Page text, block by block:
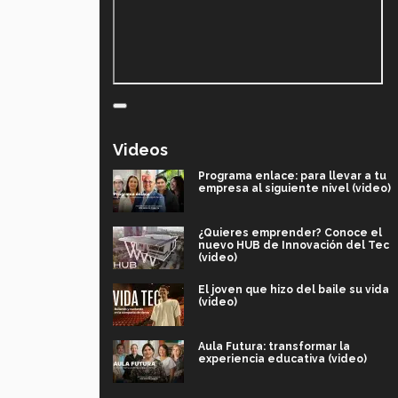
Videos
Programa enlace: para llevar a tu
empresa al siguiente nivel (video)
¿Quieres emprender? Conoce el
nuevo HUB de Innovación del Tec
(video)
El joven que hizo del baile su vida
(video)
Aula Futura: transformar la
experiencia educativa (video)